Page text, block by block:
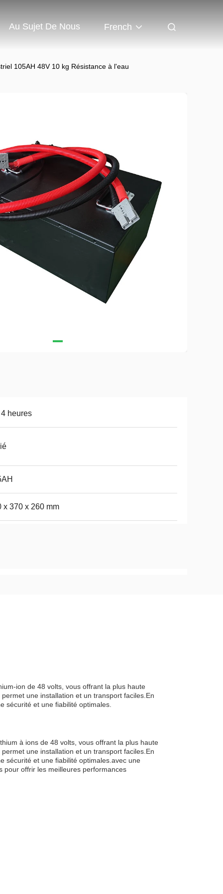
Au Sujet De Nous French
105AH 48V 10 kg Résistance à l'eau
4 heures
x 370 x 260 mm
ion de 48 volts, vous offrant la plus haute
une installation et un transport faciles.En
sécurité et une fiabilité optimales.
à ions de 48 volts, vous offrant la plus haute
une installation et un transport faciles.En
sécurité et une fiabilité optimales.avec une
pour offrir les meilleures performances